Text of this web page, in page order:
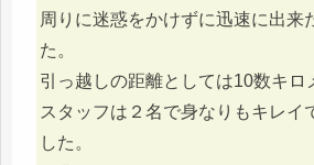
周りに迷惑をかけずに迅速に出来
た。
引っ越しの距離としては10数キロ
スタッフは２名で身なりもキレイ
した。